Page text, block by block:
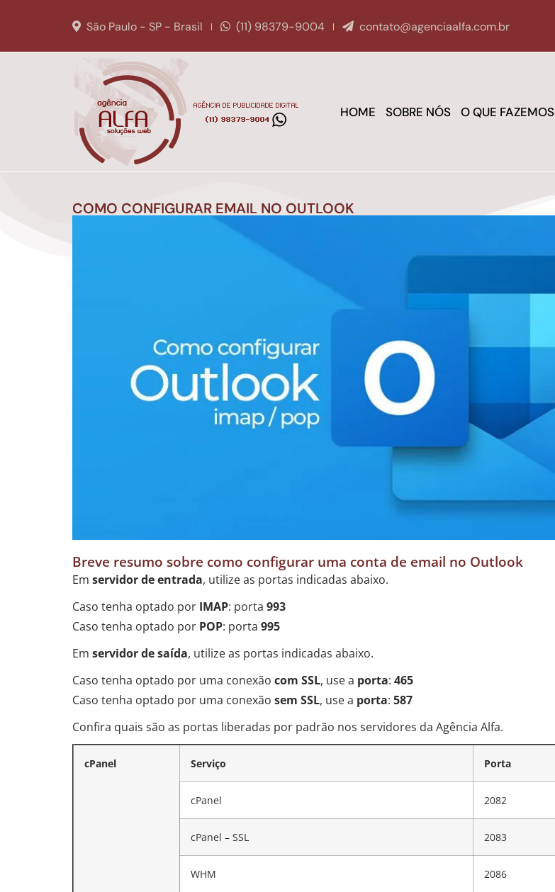
São Paulo - SP - Brasil (11) 98379-9004 contato@agenciaalfa.com.br
HOME SOBRE NÓS O QUE FAZEMOS
COMO CONFIGURAR EMAIL NO OUTLOOK
Breve resumo sobre como configurar uma conta de email no Outlook
Em servidor de entrada, utilize as portas indicadas abaixo.
Caso tenha optado por IMAP: porta 993
Caso tenha optado por POP: porta 995
Em servidor de saída, utilize as portas indicadas abaixo.
Caso tenha optado por uma conexão com SSL, use a porta: 465
Caso tenha optado por uma conexão sem SSL, use a porta: 587
Confira quais são as portas liberadas por padrão nos servidores da Agência Alfa.
cPanel Serviço Porta
cPanel 2082
cPanel – SSL 2083
WHM 2086